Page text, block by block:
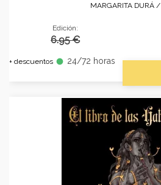
MARGARITA DURÁ /
Edición:
6.95 €
+ descuentos fiber_manual_record 24/72 horas